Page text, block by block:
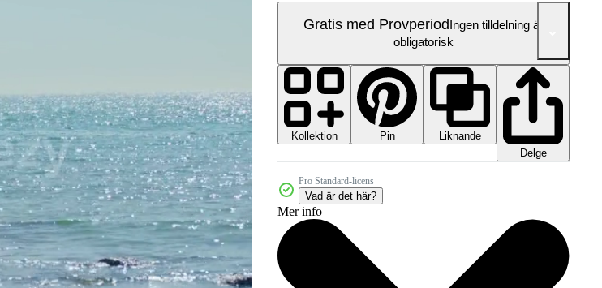
Gratis med ProvperiodIngen tilldelning är
obligatorisk
Kollektion Pin
Liknande
Delge
Pro Standard-licens
Vad är det här?
Mer info